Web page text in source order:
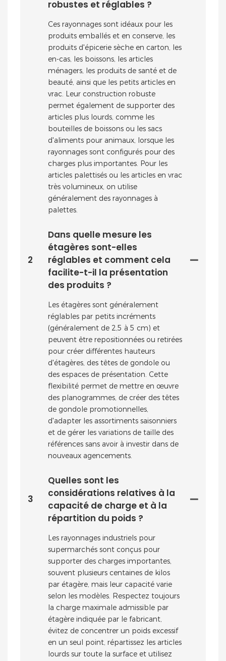
robustes et réglables ?
Ces rayonnages sont idéaux pour les
produits emballés et en conserve, les
produits d'épicerie sèche en carton, les
en-cas, les boissons, les articles
ménagers, les produits de santé et de
beauté, ainsi que les petits articles en
vrac. Leur construction robuste
permet également de supporter des
articles plus lourds, comme les
bouteilles de boissons ou les sacs
d'aliments pour animaux, lorsque les
rayonnages sont configurés pour des
charges plus importantes. Pour les
articles palettisés ou les articles en vrac
très volumineux, on utilise
généralement des rayonnages à
palettes.
2
Dans quelle mesure les
étagères sont-elles
réglables et comment cela
facilite-t-il la présentation
des produits ?
Les étagères sont généralement
réglables par petits incréments
(généralement de 2,5 à 5 cm) et
peuvent être repositionnées ou retirées
pour créer différentes hauteurs
d'étagères, des têtes de gondole ou
des espaces de présentation. Cette
flexibilité permet de mettre en œuvre
des planogrammes, de créer des têtes
de gondole promotionnelles,
d'adapter les assortiments saisonniers
et de gérer les variations de taille des
références sans avoir à investir dans de
nouveaux agencements.
3
Quelles sont les
considérations relatives à la
capacité de charge et à la
répartition du poids ?
Les rayonnages industriels pour
supermarchés sont conçus pour
supporter des charges importantes,
souvent plusieurs centaines de kilos
par étagère, mais leur capacité varie
selon les modèles. Respectez toujours
la charge maximale admissible par
étagère indiquée par le fabricant,
évitez de concentrer un poids excessif
en un seul point, répartissez les articles
lourds sur toute la surface et utilisez